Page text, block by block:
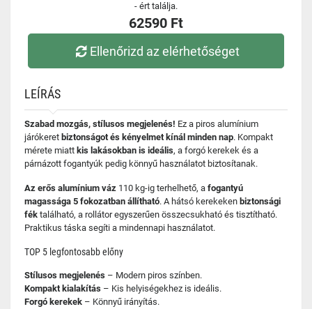
- ért találja.
62590 Ft
Ellenőrizd az elérhetőséget
LEÍRÁS
Szabad mozgás, stílusos megjelenés! Ez a piros alumínium
járókeret biztonságot és kényelmet kínál minden nap. Kompakt
mérete miatt kis lakásokban is ideális, a forgó kerekek és a
párnázott fogantyúk pedig könnyű használatot biztosítanak.
Az erős alumínium váz 110 kg-ig terhelhető, a fogantyú
magassága 5 fokozatban állítható. A hátsó kerekeken biztonsági
fék található, a rollátor egyszerűen összecsukható és tisztítható.
Praktikus táska segíti a mindennapi használatot.
TOP 5 legfontosabb előny
Stílusos megjelenés – Modern piros színben.
Kompakt kialakítás – Kis helyiségekhez is ideális.
Forgó kerekek – Könnyű irányítás.